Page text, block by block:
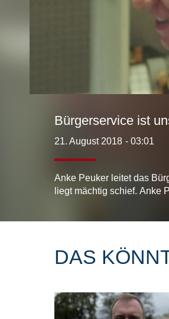
Bürgerservice ist
21. August 2018 - 03:01
Anke Peuker leitet das
liegt mächtig schief. Anke
DAS